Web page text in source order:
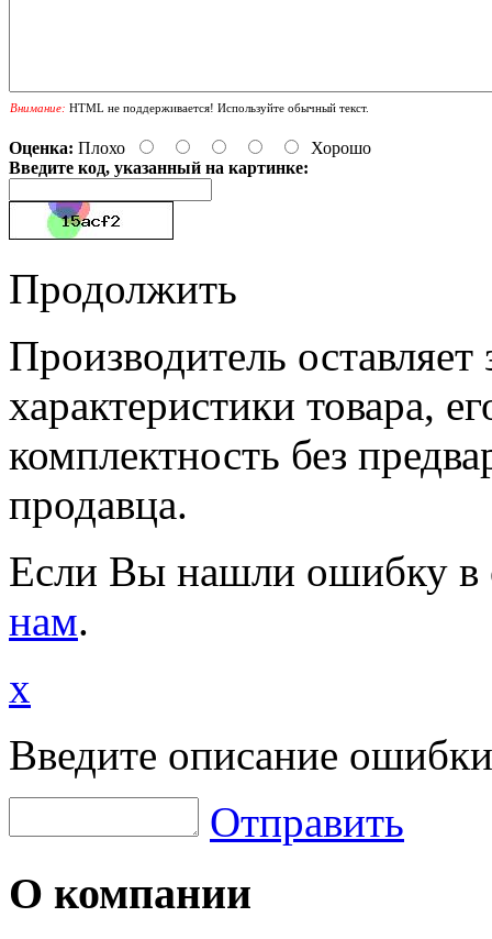
Внимание: HTML не поддерживается! Используйте обычный текст.
Оценка: Плохо
Хорошо
Введите код, указанный на картинке:
Продолжить
Производитель
характеристики товара,
комплектность без
продавца.
Если Вы нашли ошибку в
нам.
x
Введите описание
Отправить
О компании